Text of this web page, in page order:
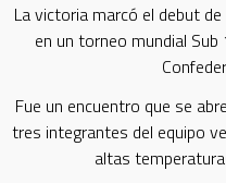
La victoria marcó el debut
en un torneo mundial
Fue un encuentro que se
tres integrantes del equipo
altas